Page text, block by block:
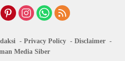
Privacy Policy
Disclaimer
Media Siber